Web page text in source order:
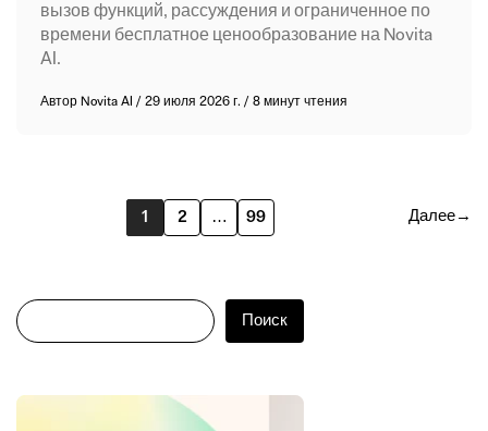
вызов функций, рассуждения и ограниченное по
времени бесплатное ценообразование на Novita
AI.
Автор Novita AI /29 июля 2026 г./8 минут чтения
1 2 … 99 Далее →
Поиск
Поиск